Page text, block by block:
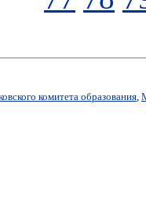
комитета образования,